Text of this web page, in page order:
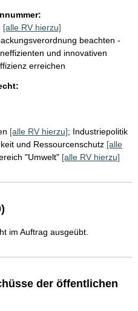
[alle RV hierzu]
beachten -
und innovativen
erreichen
[alle RV hierzu]; Industriepolitik
und Ressourcenschutz [alle
"Umwelt" [alle RV hierzu]
im Auftrag ausgeübt.
der öffentlichen